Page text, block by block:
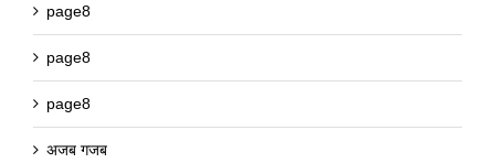
page8
page8
page8
अजब गजब